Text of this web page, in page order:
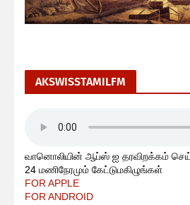
AKSWISSTAMILFM
வானொலியின் ஆப்ஸ் ஐ தரவிறக்கம்
24 மணிநேரமும் கேட்டுமகிழுங்கள்
FOR APPLE
FOR ANDROID